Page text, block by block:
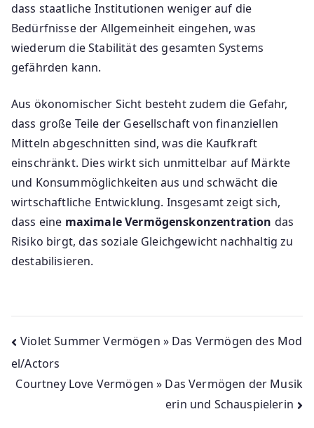
dass staatliche Institutionen weniger auf die
Bedürfnisse der Allgemeinheit eingehen, was
wiederum die Stabilität des gesamten Systems
gefährden kann.
Aus ökonomischer Sicht besteht zudem die Gefahr,
dass große Teile der Gesellschaft von finanziellen
Mitteln abgeschnitten sind, was die Kaufkraft
einschränkt. Dies wirkt sich unmittelbar auf Märkte
und Konsummöglichkeiten aus und schwächt die
wirtschaftliche Entwicklung. Insgesamt zeigt sich,
dass eine maximale Vermögenskonzentration das
Risiko birgt, das soziale Gleichgewicht nachhaltig zu
destabilisieren.
Beitragsnavigation
Violet Summer Vermögen » Das Vermögen des Mod
el/Actors
Courtney Love Vermögen » Das Vermögen der Musik
erin und Schauspielerin